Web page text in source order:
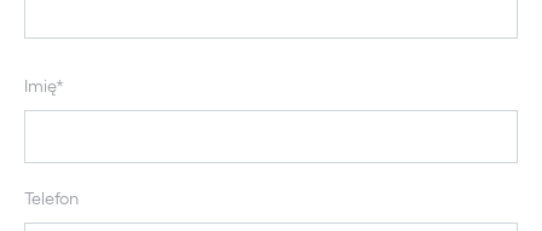
Imię*
Telefon